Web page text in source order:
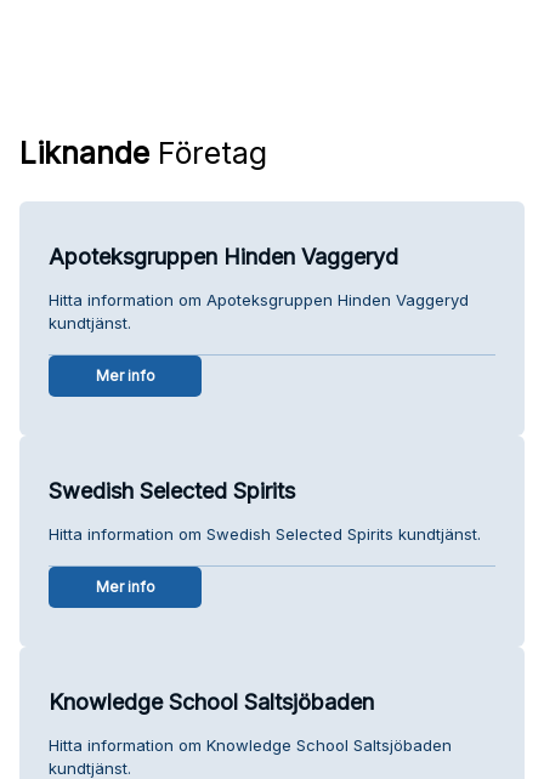
Liknande Företag
Apoteksgruppen Hinden Vaggeryd
Hitta information om Apoteksgruppen Hinden Vaggeryd
kundtjänst.
Mer info
Swedish Selected Spirits
Hitta information om Swedish Selected Spirits kundtjänst.
Mer info
Knowledge School Saltsjöbaden
Hitta information om Knowledge School Saltsjöbaden
kundtjänst.